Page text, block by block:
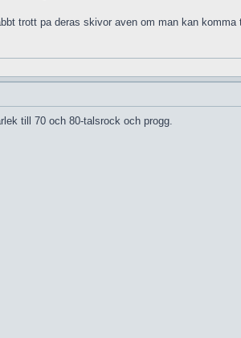
trott pa deras skivor aven om man kan komma
till 70 och 80-talsrock och progg.